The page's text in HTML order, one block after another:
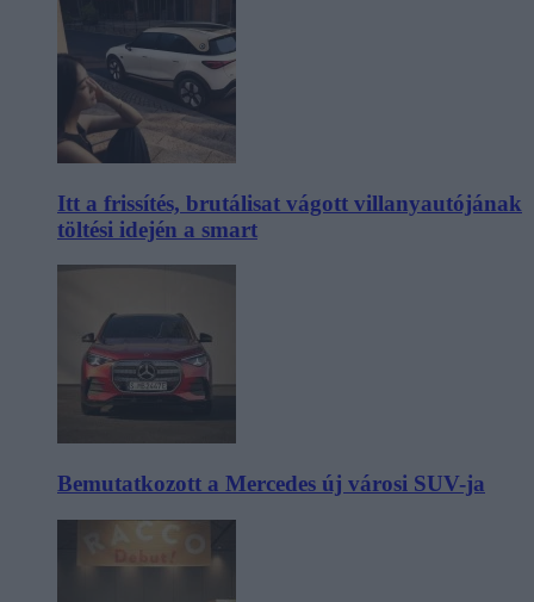
Itt a frissítés, brutálisat vágott villanyautójának
töltési idején a smart
Bemutatkozott a Mercedes új városi SUV-ja